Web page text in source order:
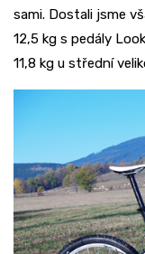
sami. Dostali jsme
12,5 kg s pedály
11,8 kg u střední